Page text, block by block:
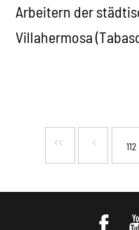
Arbeitern der
Villahermosa
112